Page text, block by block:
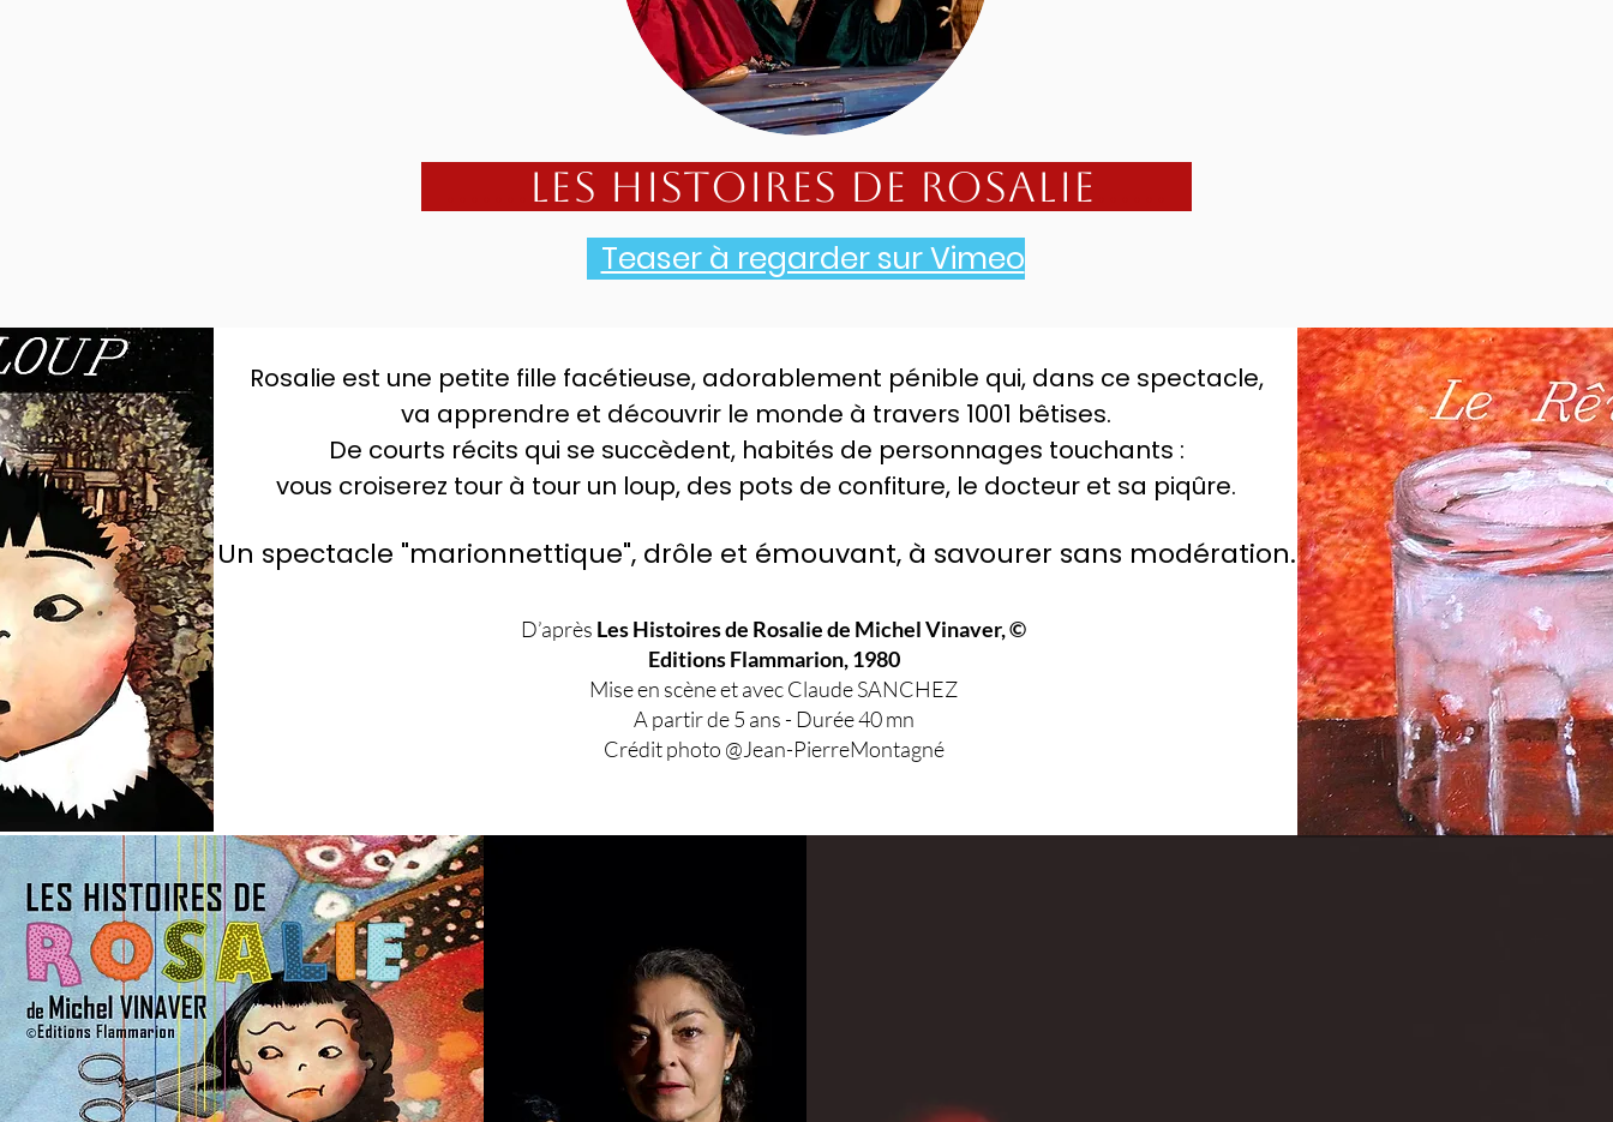
Les histoires de Rosalie
Teaser à regarder sur Vimeo
Rosalie est une petite fille facétieuse, adorablement pénible qui, dans ce spectacle,
va apprendre et découvrir le monde à travers 1001 bêtises.
De courts récits qui se succèdent, habités de personnages touchants :
vous croiserez tour à tour un loup, des pots de confiture, le docteur et sa piqûre.
Un spectacle "marionnettique", drôle et émouvant, à savourer sans modération.
D’après Les Histoires de Rosalie de Michel Vinaver, ©
Editions Flammarion, 1980
Mise en scène et avec Claude SANCHEZ
​A partir de 5 ans - Durée 40 mn
Crédit photo @Jean-PierreMontagné